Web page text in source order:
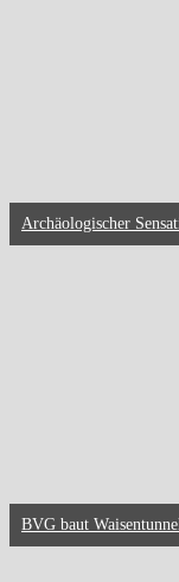
Archäologischer
BVG baut